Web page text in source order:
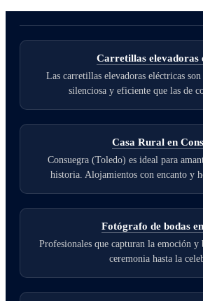
Carretillas elevadoras
Las carretillas elevadoras eléctricas
silenciosa y eficiente que las de
Casa Rural en
Consuegra (Toledo) es ideal para
historia. Alojamientos con encanto y
Fotógrafo de bodas
Profesionales que capturan la emoción y
ceremonia hasta la